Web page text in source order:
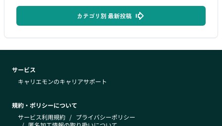
カテゴリ別 最新投稿
サービス
キャリエモンのキャリアサポート
規約・ポリシーについて
サービス利用規約 / プライバシーポリシー